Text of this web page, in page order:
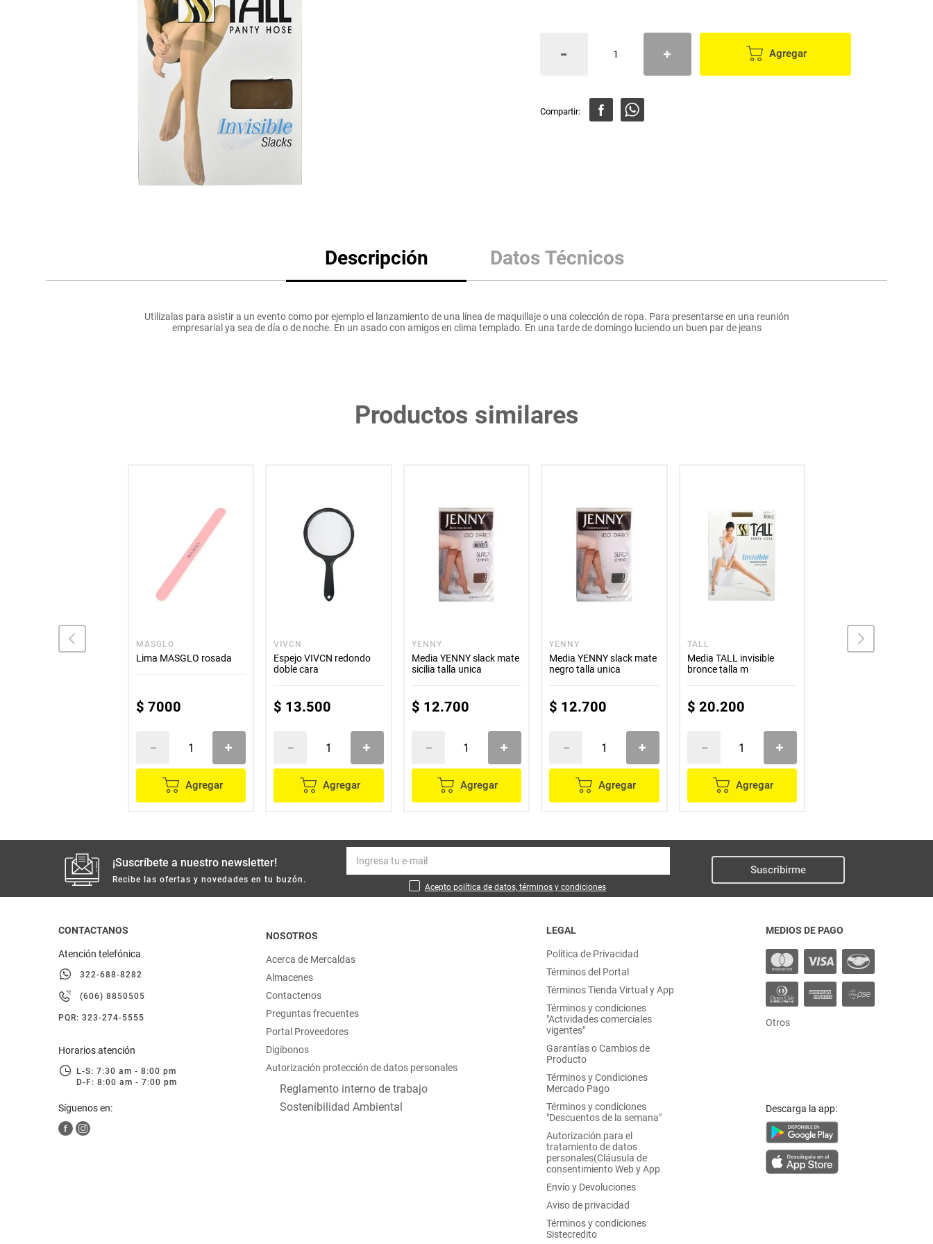
lácteos y refrigerados
otros
Agregar
Descripción Datos Técnicos
Utilizalas para asistir a un evento como por ejemplo el lanzamiento de una línea de maquillaje o una colección de ropa. Para presentarse en una reunión
empresarial ya sea de día o de noche. En un asado con amigos en clima templado. En una tarde de domingo luciendo un buen par de jeans
Productos similares
MASGLO
Lima MASGLO rosada
$ 7000
Agregar
VIVCN
Espejo VIVCN redondo
doble cara
$ 13.500
Agregar
YENNY
Media YENNY slack mate
sicilia talla unica
$ 12.700
Agregar
YENNY
Media YENNY slack mate
negro talla unica
$ 12.700
Agregar
TALL
Media TALL invisible
bronce talla m
$ 20.200
Agregar
¡Suscríbete a nuestro newsletter!
Recibe las ofertas y novedades en tu buzón.
Acepto política de datos, términos y condiciones
Suscribirme
CONTACTANOS
Atención telefónica
322-688-8282
(606) 8850505
PQR: 323-274-5555
Horarios atención
L-S: 7:30 am - 8:00 pm
D-F: 8:00 am - 7:00 pm
Síguenos en:
NOSOTROS
Acerca de Mercaldas
Almacenes
Contactenos
Preguntas frecuentes
Portal Proveedores
Digibonos
Autorización protección de datos personales
Reglamento interno de trabajo
Sostenibilidad Ambiental
LEGAL
Política de Privacidad
Términos del Portal
Términos Tienda Virtual y App
Términos y condiciones
"Actividades comerciales
vigentes"
Garantías o Cambios de
Producto
Términos y Condiciones
Mercado Pago
Términos y condiciones
"Descuentos de la semana"
Autorización para el
tratamiento de datos
personales(Cláusula de
consentimiento Web y App
Envío y Devoluciones
Aviso de privacidad
Términos y condiciones
Sistecredito
MEDIOS DE PAGO
Otros
Descarga la app:
Mantequilla